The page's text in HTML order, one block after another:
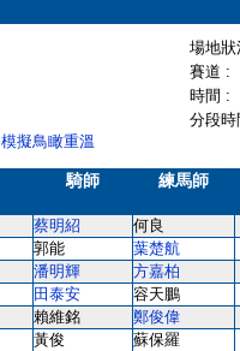
場地
賽道 :
時間 :
分段
模擬鳥瞰重溫
騎師 練馬師
蔡明紹 何良
郭能 葉楚航
潘明輝 方嘉柏
田泰安 容天鵬
賴維銘 鄭俊偉
黃俊 蘇保羅